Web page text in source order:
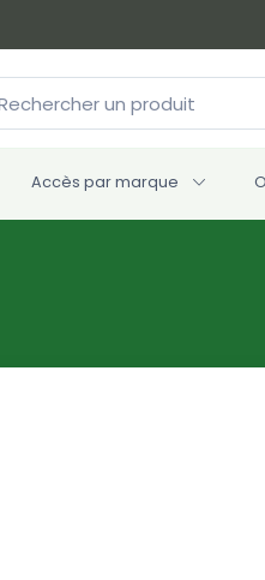
Accès par marque